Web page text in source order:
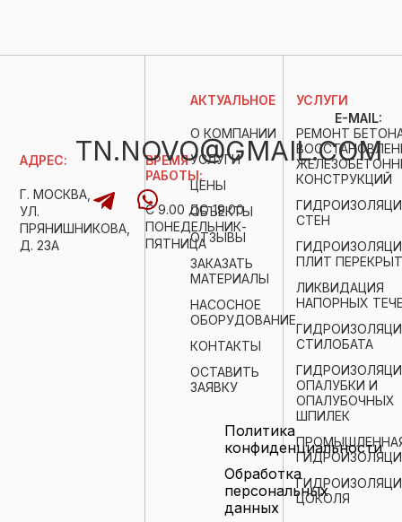
АДРЕС:
Г. МОСКВА,
УЛ.
ПРЯНИШНИКОВА,
Д. 23А
ВРЕМЯ
РАБОТЫ:
С 9.00 ДО 19.00
ПОНЕДЕЛЬНИК-
ПЯТНИЦА
АКТУАЛЬНОЕ
О КОМПАНИИ
УСЛУГИ
ЦЕНЫ
ОБЪЕКТЫ
ОТЗЫВЫ
ЗАКАЗАТЬ
МАТЕРИАЛЫ
НАСОСНОЕ
ОБОРУДОВАНИЕ
КОНТАКТЫ
ОСТАВИТЬ
ЗАЯВКУ
УСЛУГИ
РЕМОНТ
КОНСТРУКЦИЙ
СТЕН
ПЛИТ
ЛИКВИДАЦИЯ
НАПОРНЫХ
СТИЛОБАТА
ОПАЛУБКИ И
ОПАЛУБОЧНЫХ
ШПИЛЕК
ЦОКОЛЯ
E-MAIL:
TN.NOVO@GMAIL.COM
Политика
конфиденциальности
Обработка
персональных
данных